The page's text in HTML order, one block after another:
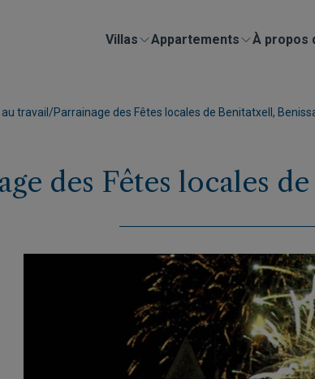
Villas Appartements À propos
travail /Parrainage des Fêtes locales de Benitatxell,
des Fêtes locales